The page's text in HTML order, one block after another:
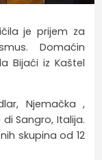
je prijem za
Domaćin
Bijaći iz Kaštel
Njemačka ,
Sangro, Italija.
skupina od 12